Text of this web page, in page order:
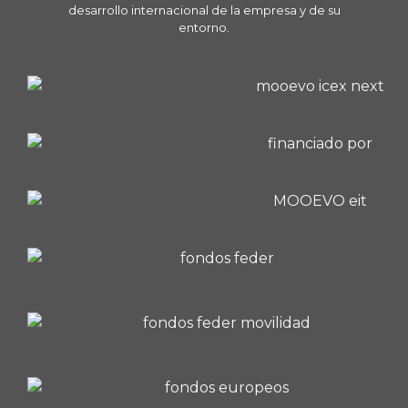
desarrollo internacional de la empresa y de su
entorno.